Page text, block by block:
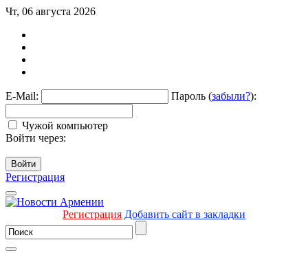
Чт, 06 августа 2026
E-Mail: Пароль (забыли?):
Чужой компьютер
Войти через:
Войти
Регистрация
Регистрация Добавить сайт в закладки